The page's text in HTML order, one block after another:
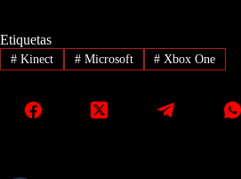
Etiquetas
#Kinect #Microsoft # Xbox One